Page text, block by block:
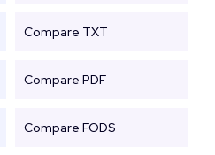
Compare TXT
Compare PDF
Compare FODS